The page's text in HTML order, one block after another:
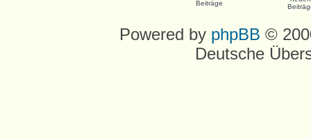
Powered by phpBB ©
Deutsche